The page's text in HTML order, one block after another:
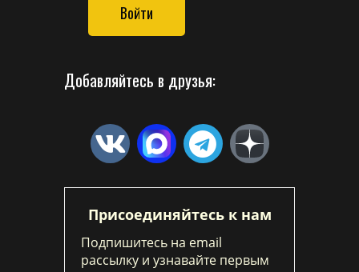
Войти
Добавляйтесь в друзья:
Присоединяйтесь к нам
Подпишитесь на email
рассылку и узнавайте первым